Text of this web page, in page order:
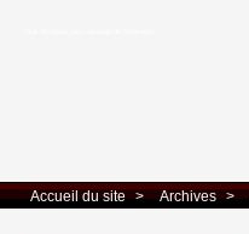
Accueil du site > Archives >